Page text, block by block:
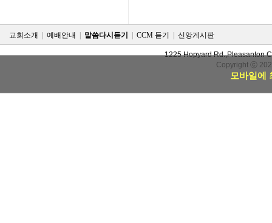
교회소개 예배안내 말씀다시듣기 CCM 듣기 신앙게시판
1225 Hopyard Rd.,Pleasanton
Copyright ⓒ
모바일에